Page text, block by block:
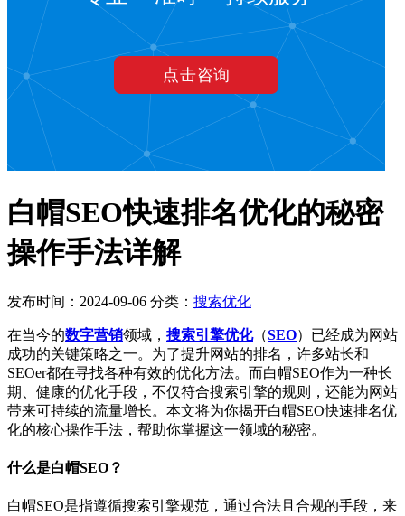
白帽SEO快速排名优化的秘密
操作手法详解
发布时间：2024-09-06 分类： 搜索优化
在当今的数字营销领域， 搜索引擎优化（SEO）已经成为网站
成功的关键策略之一。为了提升网站的排名，许多站长和
SEOer都在寻找各种有效的优化方法。而白帽SEO作为一种长
期、健康的优化手段，不仅符合搜索引擎的规则，还能为网站
带来可持续的流量增长。本文将为你揭开白帽SEO快速排名优
化的核心操作手法，帮助你掌握这一领域的秘密。
什么是白帽SEO？
白帽SEO是指遵循搜索引擎规范，通过合法且合规的手段，来